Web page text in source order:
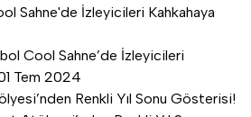
Cool Sahne’de İzleyicileri
Tem 2024